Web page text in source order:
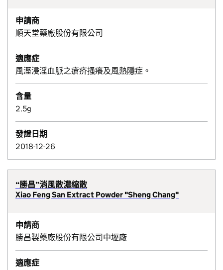
申請商
順天堂藥廠股份有限公司
適應症
風溼浸淫血脈之瘡疥搔癢及風熱隱症。
含量
2.5g
發證日期
2018-12-26
“勝昌”消風散濃縮散
Xiao Feng San Extract Powder "Sheng Chang"
申請商
勝昌製藥廠股份有限公司中壢廠
適應症